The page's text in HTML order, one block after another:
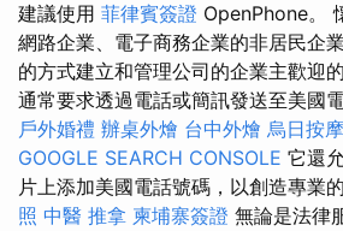
建議使用 菲律賓簽證 OpenPhone。
網路企業、電子商務企業的非居民企
的方式建立和管理公司的企業主歡迎
通常要求透過電話或簡訊發送至美國
戶外婚禮 辦桌外燴 台中外燴 烏日按摩
GOOGLE SEARCH CONSOLE 它還
片上添加美國電話號碼，以創造專業
照 中醫 推拿 柬埔寨簽證 無論是法律